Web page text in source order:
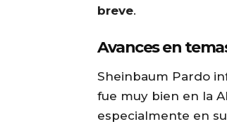
breve.
Avances en
Sheinbaum Pardo
fue muy bien en la
especialmente en